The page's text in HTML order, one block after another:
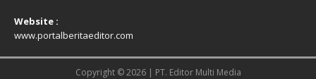
Website :
www.portalberitaeditor.com
Copyright © 2026 | PT. Editor Multi Media